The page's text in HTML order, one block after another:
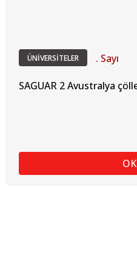
ÜNİVERSİTELER . Sayı
SAGUAR 2 Avustralya